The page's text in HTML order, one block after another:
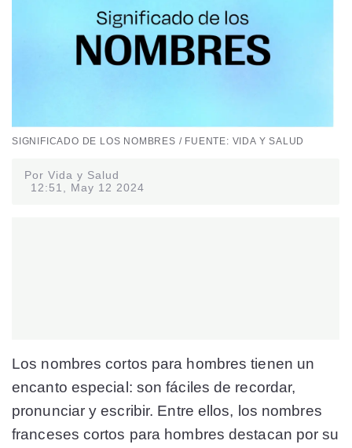
SIGNIFICADO DE LOS NOMBRES / FUENTE: VIDA Y SALUD
Por Vida y Salud
12:51, May 12 2024
Los nombres cortos para hombres tienen un
encanto especial: son fáciles de recordar,
pronunciar y escribir. Entre ellos, los nombres
franceses cortos para hombres destacan por su